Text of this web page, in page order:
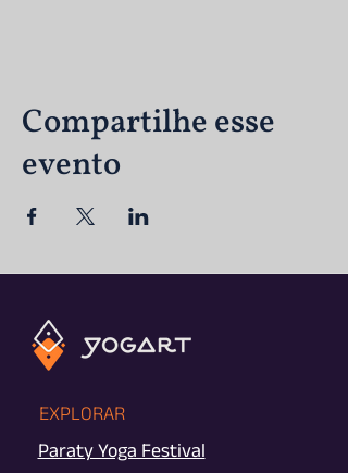
Compartilhe esse
evento
EXPLORAR
Paraty Yoga Festival